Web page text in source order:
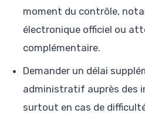
moment du contrôle,
électronique officiel ou
complémentaire.
Demander un délai
administratif auprès des
surtout en cas de